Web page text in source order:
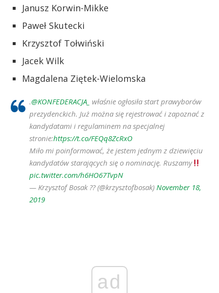
Janusz Korwin-Mikke
Paweł Skutecki
Krzysztof Tołwiński
Jacek Wilk
Magdalena Ziętek-Wielomska
.@KONFEDERACJA_ właśnie ogłosiła start prawyborów
prezydenckich. Już można się rejestrować i zapoznać z
kandydatami i regulaminem na specjalnej
stronie:https://t.co/FEQq8ZcRxO
Miło mi poinformować, że jestem jednym z dziewięciu
kandydatów starających się o nominację. Ruszamy
pic.twitter.com/h6HO67TvpN
— Krzysztof Bosak ?? (@krzysztofbosak) November 18,
2019
ad